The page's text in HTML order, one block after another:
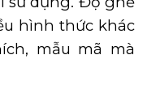
hình thức khác
mẫu mã mà